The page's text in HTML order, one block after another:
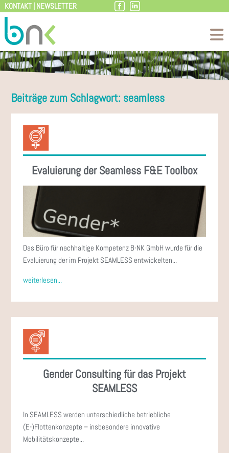
Zum
Inhalt
KONTAKT| NEWSLETTER
Beiträge zum Schlagwort: seamless
Evaluierung der Seamless F&E Toolbox
Das Büro für nachhaltige Kompetenz B-NK GmbH wurde für die
Evaluierung der im Projekt SEAMLESS entwickelten...
weiterlesen...
Gender Consulting für das Projekt
SEAMLESS
In SEAMLESS werden unterschiedliche betriebliche
(E-)Flottenkonzepte – insbesondere innovative
Mobilitätskonzepte...